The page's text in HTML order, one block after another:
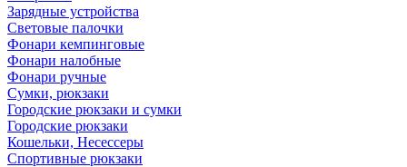
Зарядные устройства
Световые палочки
Фонари кемпинговые
Фонари налобные
Фонари ручные
Сумки, рюкзаки
Городские рюкзаки и сумки
Городские рюкзаки
Кошельки, Несессеры
Спортивные рюкзаки